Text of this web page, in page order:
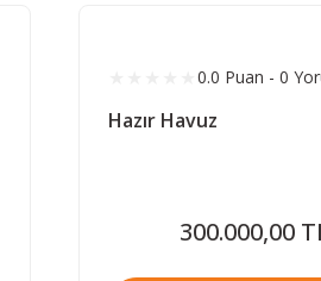
0.0 Puan - 0
Hazır Havuz
300.000,00